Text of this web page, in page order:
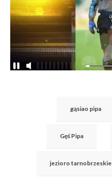
gąsiao pipa
Gęś Pipa
jezioro tarnobrzeskie